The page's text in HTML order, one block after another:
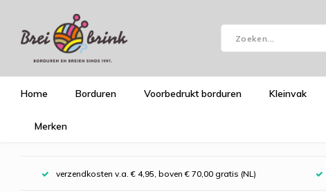
Home Borduren Voorbedrukt borduren Kleinvak
Merken
verzendkosten v.a. € 4,95, boven € 70,00 gratis (NL)